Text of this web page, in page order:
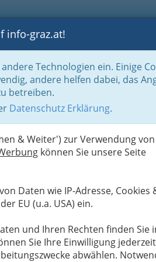
GASTRONOMIE BRANCHEN
info-graz.at!
Technologien ein. Einige
andere helfen dabei, das
betreiben.
Datenschutz Erklärung.
& Weiter') zur Verwendung von
können Sie unsere Seite
Daten wie IP-Adresse, Cookies
EU (u.a. USA) ein.
und Ihren Rechten finden Sie
Sie Ihre Einwilligung jederzeit
abwählen.
Müller und Müllerinnen